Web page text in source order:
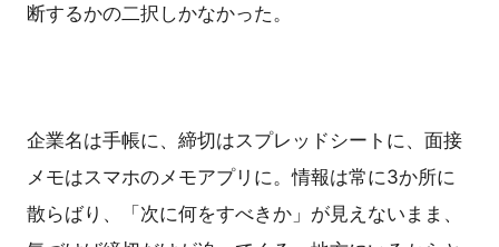
断するかの二択しかなかった。
企業名は手帳に、締切はスプレッドシートに、面接
メモはスマホのメモアプリに。情報は常に3か所に
散らばり、「次に何をすべきか」が見えないまま、